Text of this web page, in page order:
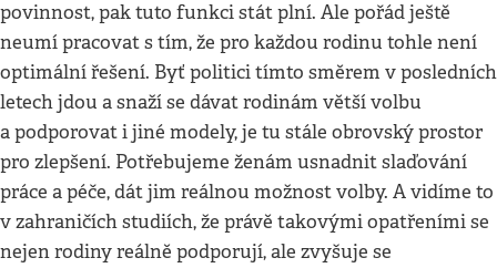
povinnost, pak tuto funkci stát plní. Ale pořád ještě
neumí pracovat s tím, že pro každou rodinu tohle není
optimální řešení. Byť politici tímto směrem v posledních
letech jdou a snaží se dávat rodinám větší volbu
a podporovat i jiné modely, je tu stále obrovský prostor
pro zlepšení. Potřebujeme ženám usnadnit slaďování
práce a péče, dát jim reálnou možnost volby. A vidíme to
v zahraničích studiích, že právě takovými opatřeními se
nejen rodiny reálně podporují, ale zvyšuje se